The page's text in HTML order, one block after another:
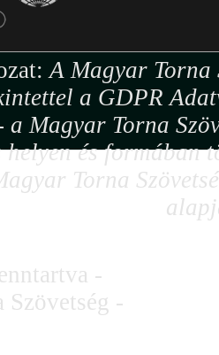
A Magyar Torna
a GDPR
Magyar Torna
és formában
Torna
-
Szövetség -